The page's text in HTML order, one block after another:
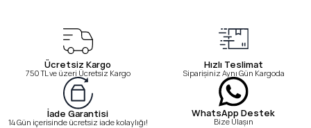
Ücretsiz Kargo
750 TL ve üzeri Ücretsiz Kargo
Hızlı Teslimat
Siparişiniz Aynı Gün Kargoda
İade Garantisi
14 Gün içerisinde ücretsiz iade kolaylığı!
WhatsApp Destek
Bize Ulaşın